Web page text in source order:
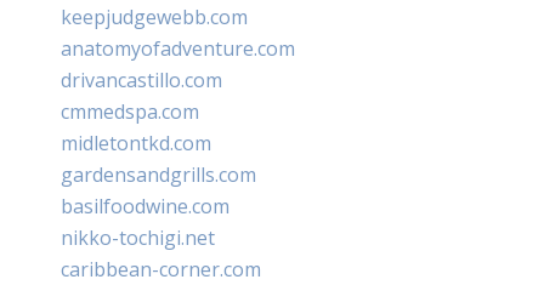
keepjudgewebb.com
anatomyofadventure.com
drivancastillo.com
cmmedspa.com
midletontkd.com
gardensandgrills.com
basilfoodwine.com
nikko-tochigi.net
caribbean-corner.com